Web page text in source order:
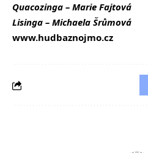
Quacozinga – Marie Fajtová
Lisinga – Michaela Šrůmová
www.hudbaznojmo.cz